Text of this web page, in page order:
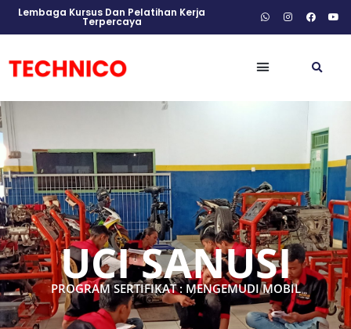
Lembaga Kursus Dan Pelatihan Kerja
Terpercaya
UCI SANUSI
PROGRAM SERTIFIKAT : MENGEMUDI MOBIL